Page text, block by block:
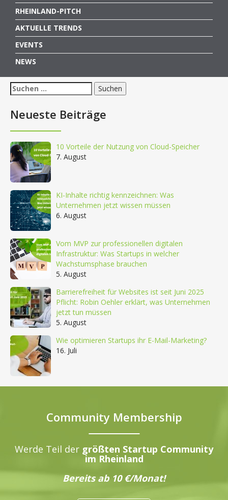
RHEINLAND-PITCH
AKTUELLE TRENDS
EVENTS
NEWS
Suchen
nach:
Neueste Beiträge
10 Vorteile der Nutzung von Cloud-Speicher
7. August
KI-Inhalte richtig kennzeichnen: Was
Unternehmen jetzt wissen müssen
6. August
Vom MVP zur professionellen digitalen
Infrastruktur: Was Startups in welcher
Wachstumsphase brauchen
5. August
Barrierefreiheit für Websites ist seit Juni 2025
Pflicht: Robin Oehler erklärt, was Unternehmen
jetzt tun müssen
5. August
Wie optimieren Startups ihr E-Mail-Marketing?
16. Juli
Community Membership
Werde Teil der größten Startup Community
im Rheinland
Bereits ab 10 €/Monat!